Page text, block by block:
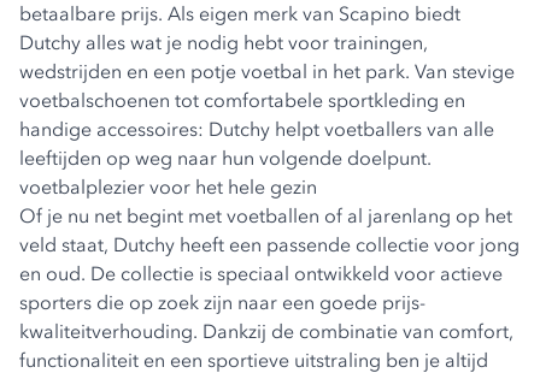
betaalbare prijs. Als eigen merk van Scapino biedt
Dutchy alles wat je nodig hebt voor trainingen,
wedstrijden en een potje voetbal in het park. Van stevige
voetbalschoenen tot comfortabele sportkleding en
handige accessoires: Dutchy helpt voetballers van alle
leeftijden op weg naar hun volgende doelpunt.
voetbalplezier voor het hele gezin
Of je nu net begint met voetballen of al jarenlang op het
veld staat, Dutchy heeft een passende collectie voor jong
en oud. De collectie is speciaal ontwikkeld voor actieve
sporters die op zoek zijn naar een goede prijs-
kwaliteitverhouding. Dankzij de combinatie van comfort,
functionaliteit en een sportieve uitstraling ben je altijd